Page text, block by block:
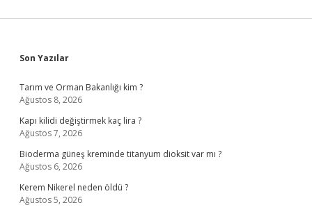
Sidebar
Son Yazılar
Tarım ve Orman Bakanlığı kim ?
Ağustos 8, 2026
Kapı kilidi değiştirmek kaç lira ?
Ağustos 7, 2026
Bioderma güneş kreminde titanyum dioksit var mı ?
Ağustos 6, 2026
Kerem Nikerel neden öldü ?
Ağustos 5, 2026